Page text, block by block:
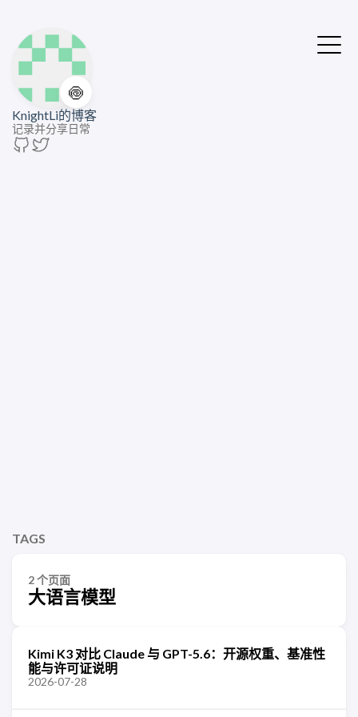
🍥
KnightLi的博客
记录并分享日常
TAGS
2 个页面
大语言模型
Kimi K3 对比 Claude 与 GPT-5.6：开源权重、基准性
能与许可证说明
2026-07-28